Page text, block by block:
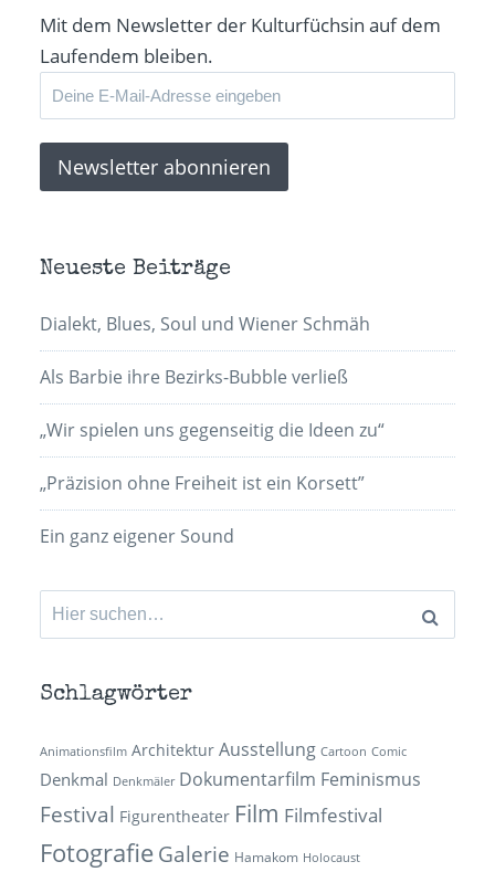
Mit dem Newsletter der Kulturfüchsin auf dem
Laufendem bleiben.
Neueste Beiträge
Dialekt, Blues, Soul und Wiener Schmäh
Als Barbie ihre Bezirks-Bubble verließ
„Wir spielen uns gegenseitig die Ideen zu“
„Präzision ohne Freiheit ist ein Korsett”
Ein ganz eigener Sound
Suchen
nach:
Schlagwörter
Animationsfilm Architektur Ausstellung Cartoon Comic
Denkmal Denkmäler Dokumentarfilm Feminismus
Festival Figurentheater Film Filmfestival
Fotografie Galerie Hamakom Holocaust